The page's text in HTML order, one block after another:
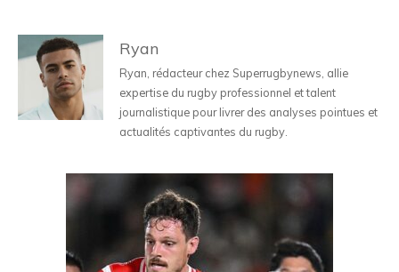
Ryan
Ryan, rédacteur chez Superrugbynews, allie
expertise du rugby professionnel et talent
journalistique pour livrer des analyses pointues et
actualités captivantes du rugby.